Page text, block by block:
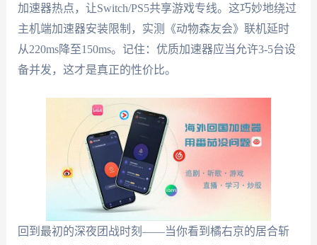
加速器热点，让Switch/PS5共享游戏专线。这巧妙地绕过
主机端加速器安装限制，实测《动物森友会》联机延时
从220ms降至150ms。记住：优质加速器应当允许3-5台设
备并发，这才是真正的性价比。
回到最初的深夜团战时刻——当你看到橘右京的居合斩